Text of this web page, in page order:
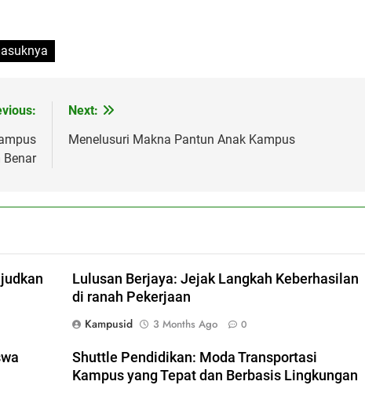
Benar
Next:
Menelusuri Makna Pantun Anak Kampus
Lulusan Berjaya: Jejak Langkah Keberhasilan
di ranah Pekerjaan
Kampusid
3 Months Ago 0
Shuttle Pendidikan: Moda Transportasi
Kampus yang Tepat dan Berbasis Lingkungan